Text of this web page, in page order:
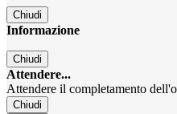
Chiudi
Informazione
Chiudi
Attendere...
Attendere il completamento
Chiudi